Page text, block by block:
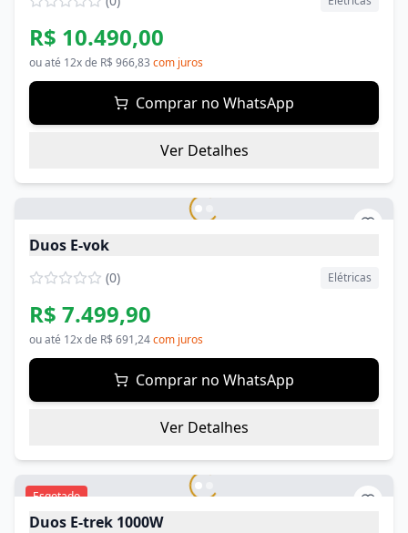
R$ 10.490,00
ou até 12x de R$ 966,83 com juros
Comprar no WhatsApp
Ver Detalhes
Duos E-vok
(0) Elétricas
R$ 7.499,90
ou até 12x de R$ 691,24com juros
Comprar no WhatsApp
Ver Detalhes
Esgotado
Duos E-trek 1000W